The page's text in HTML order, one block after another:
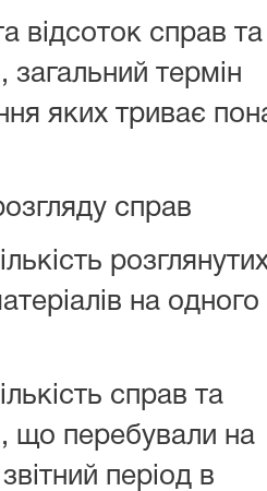
відсоток справ та
загальний термін
яких триває
справ
на одного
справ та
що перебували на
період в